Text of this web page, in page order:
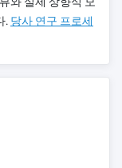
. 당사 연구 프로세